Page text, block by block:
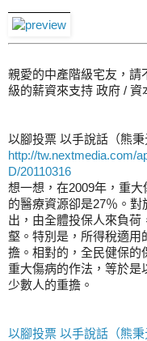
親愛的中產階級宅友，請
級的薪資來支持 政府 / 資
以腳投票 以手說話（熊秉
http://tw.nextmedia.com/
D/20110316
想一想，在2009年，重
的醫療資源卻是27％。
出，由全體投保人來負荷
壑。特別是，所得稅適用
擔。相對的，全民健保的
重大傷病的作法，等於是
少數人的重擔。
以腳投票 以手說話（熊